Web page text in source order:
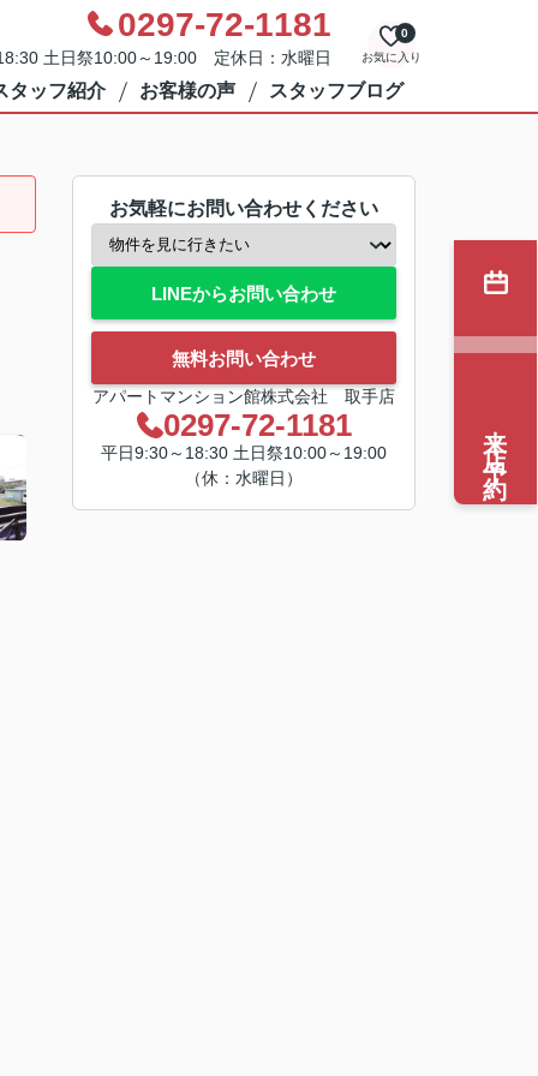
0297-72-1181
土日祭10:00～19:00 定休日：水曜日 お気に入り
0
タッフ紹介 お客様の声 スタッフブログ
お気軽にお問い合わせください
LINEからお問い合わせ
無料お問い合わせ
アパートマンション館株式会社 取手店
0297-72-1181
平日9:30～18:30 土日祭10:00～19:00
（休：水曜日）
来店予約